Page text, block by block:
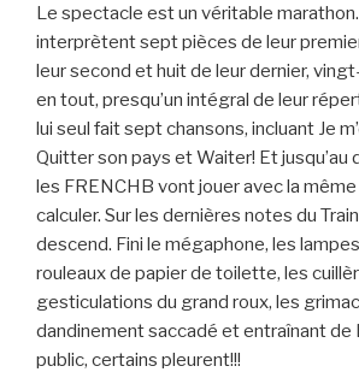
Le spectacle est un véritable
interprètent sept pièces de leur
leur second et huit de leur dernier,
en tout, presqu’un intégral de leur
lui seul fait sept chansons, incluant Je
Quitter son pays et Waiter! Et jusqu’au
les FRENCHB vont jouer avec la
calculer. Sur les dernières notes du
descend. Fini le mégaphone, les
rouleaux de papier de toilette, les
gesticulations du grand roux, les
dandinement saccadé et entraînant de
public, certains pleurent!!!